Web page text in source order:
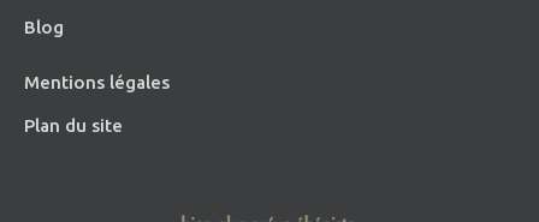
Blog
Mentions légales
Plan du site